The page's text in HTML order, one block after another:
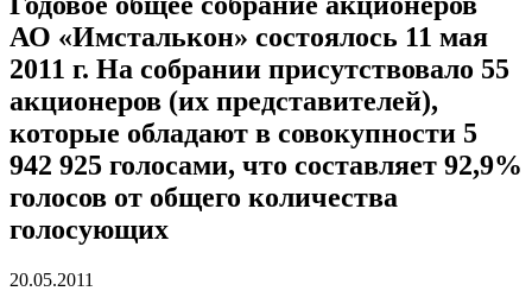
АО «Имсталькон» состоялось 11 мая
2011 г. На собрании присутствовало 55
акционеров (их представителей),
которые обладают в совокупности 5
942 925 голосами, что составляет 92,9%
голосов от общего количества
голосующих
20.05.2011